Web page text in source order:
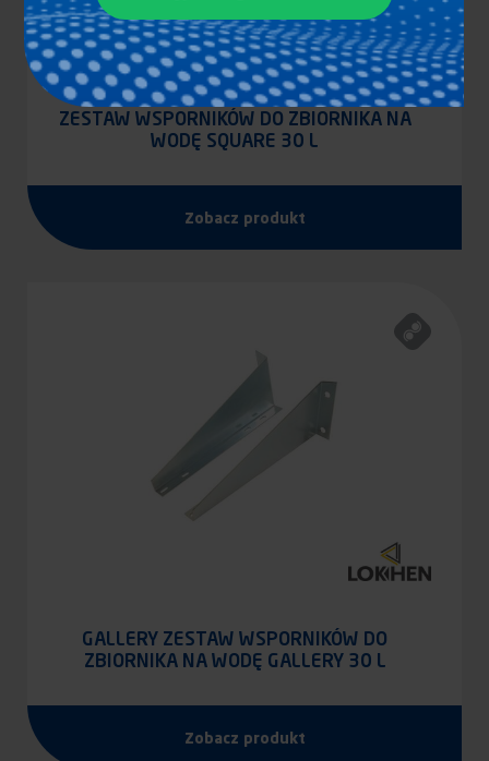
ZESTAW WSPORNIKÓW DO ZBIORNIKA NA
WODĘ SQUARE 30 L
Zobacz produkt
GALLERY ZESTAW WSPORNIKÓW DO
ZBIORNIKA NA WODĘ GALLERY 30 L
Zobacz produkt